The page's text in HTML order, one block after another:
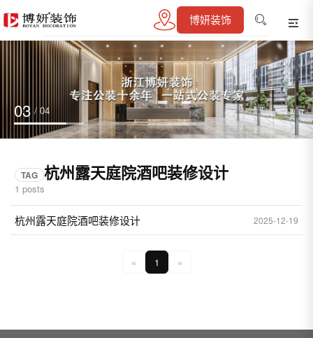
博妍装饰
03 / 04
TAG 杭州露天庭院酒吧装修设计
1 posts
杭州露天庭院酒吧装修设计 2025-12-19
« 1 »